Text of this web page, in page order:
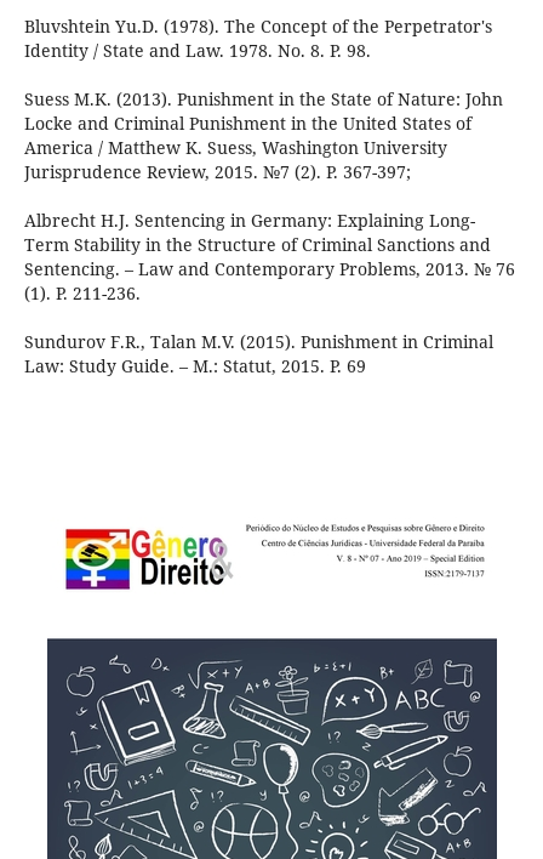
Bluvshtein Yu.D. (1978). The Concept of the Perpetrator's
Identity / State and Law. 1978. No. 8. P. 98.
Suess M.K. (2013). Punishment in the State of Nature: John
Locke and Criminal Punishment in the United States of
America / Matthew K. Suess, Washington University
Jurisprudence Review, 2015. №7 (2). P. 367-397;
Albrecht H.J. Sentencing in Germany: Explaining Long-
Term Stability in the Structure of Criminal Sanctions and
Sentencing. – Law and Contemporary Problems, 2013. № 76
(1). P. 211-236.
Sundurov F.R., Talan M.V. (2015). Punishment in Criminal
Law: Study Guide. – М.: Statut, 2015. P. 69